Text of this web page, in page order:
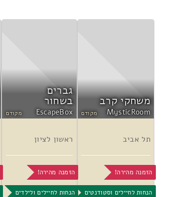
משחקי קרב
MysticRoom מקודם
תל אביב
הזמנה מהירה!
הנחות לחיילים וסטודנטים
גברים
בשחור
EscapeBox מקודם
ראשון לציון
הזמנה מהירה!
הנחות לחיילים ולילדים